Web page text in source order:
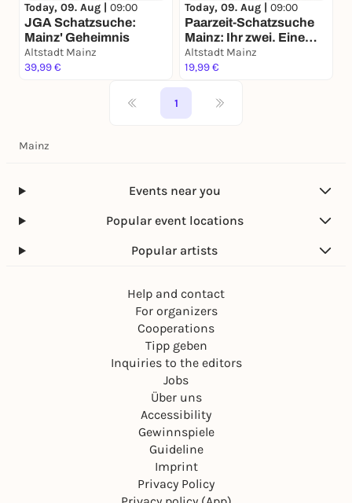
Today, 09. Aug | 09:00
JGA Schatzsuche:
Mainz' Geheimnis
Altstadt Mainz
39,99 €
Today, 09. Aug | 09:00
Paarzeit-Schatzsuche
Mainz: Ihr zwei. Eine
Stadt. Eine Mission.
Altstadt Mainz
19,99 €
1
Mainz
Events near you
Popular event locations
Popular artists
Help and contact
For organizers
Cooperations
Tipp geben
Inquiries to the editors
Jobs
Über uns
Accessibility
Gewinnspiele
Guideline
Imprint
Privacy Policy